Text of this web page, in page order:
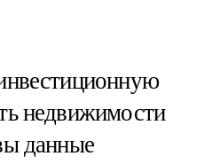
недвижимости
данные